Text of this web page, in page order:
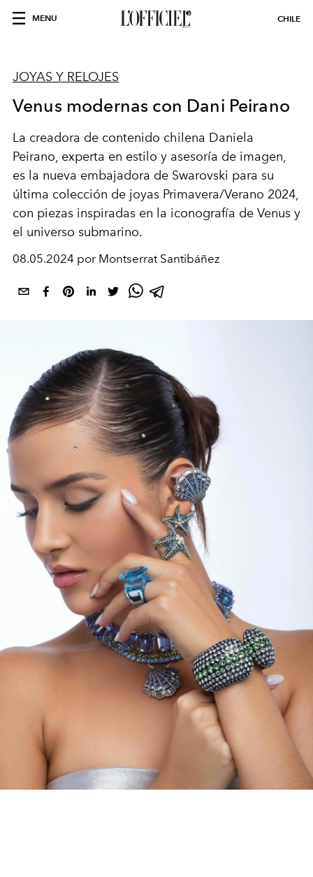
MENU CHILE
JOYAS Y RELOJES
Venus modernas con Dani Peirano
La creadora de contenido chilena Daniela
Peirano, experta en estilo y asesoría de imagen,
es la nueva embajadora de Swarovski para su
última colección de joyas Primavera/Verano 2024,
con piezas inspiradas en la iconografía de Venus y
el universo submarino.
08.05.2024 por Montserrat Santibáñez